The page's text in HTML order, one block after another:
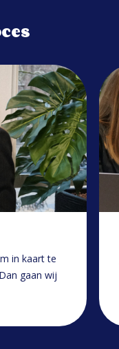
in kaart te
gaan wij